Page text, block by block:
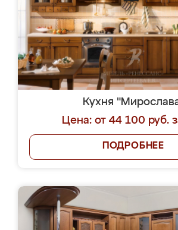
Кухня
Цена: от 44 100 руб.
ПОДРОБНЕЕ